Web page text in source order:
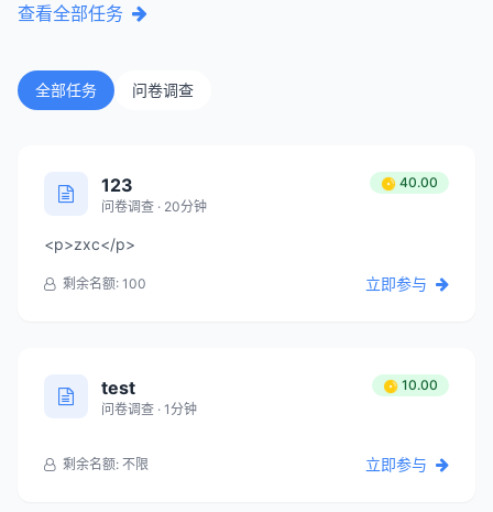
查看全部任务
全部任务 问卷调查
123
问卷调查 · 20分钟
40.00
<p>zxc</p>
剩余名额: 100 立即参与
test
问卷调查 · 1分钟
10.00
剩余名额: 不限 立即参与